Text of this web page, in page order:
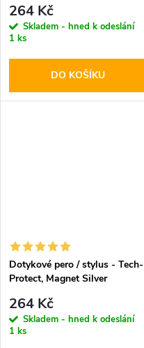
264 Kč
Skladem - hned k odeslání
1 ks
DO KOŠÍKU
Dotykové pero / stylus - Tech-
Protect, Magnet Silver
264 Kč
Skladem - hned k odeslání
1 ks